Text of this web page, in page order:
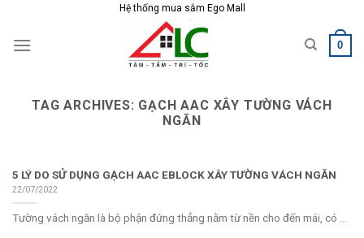
content
Hệ thống mua sắm Ego Mall
0
TAG ARCHIVES: GẠCH AAC XÂY TƯỜNG VÁCH
NGĂN
5 LÝ DO SỬ DỤNG GẠCH AAC EBLOCK XÂY TƯỜNG VÁCH NGĂN
22/07/2022
Tường vách ngăn là bộ phận đứng thẳng nằm từ nền cho đến mái, có ...